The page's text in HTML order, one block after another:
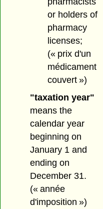
or holders of
pharmacy
licenses;
(« prix d'un
médicament
couvert »)
"taxation year"
means the
calendar year
beginning on
January 1 and
ending on
December 31.
(« année
d'imposition »)